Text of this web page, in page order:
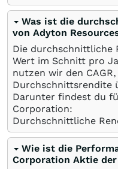
Was ist die
von Adyton
Die durchschnittliche
Wert im Schnitt pro
nutzen wir den
Durchschnittsrendite
Darunter findest du
Corporation:
Durchschnittliche
Wie ist die
Corporation Aktie der